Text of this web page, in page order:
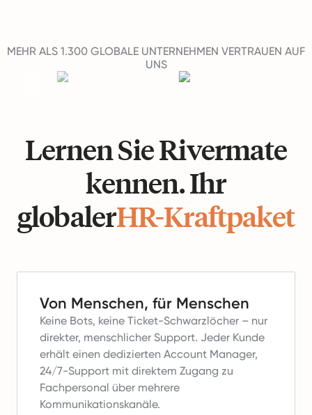
MEHR ALS 1.300 GLOBALE UNTERNEHMEN VERTRAUEN AUF
UNS
Lernen Sie Rivermate
kennen. Ihr
globalerHR-Kraftpaket
Von Menschen, für Menschen
Keine Bots, keine Ticket-Schwarzlöcher – nur
direkter, menschlicher Support. Jeder Kunde
erhält einen dedizierten Account Manager,
24/7-Support mit direktem Zugang zu
Fachpersonal über mehrere
Kommunikationskanäle.